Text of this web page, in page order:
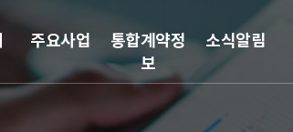
주요사업
통합계약정
보
소식알림